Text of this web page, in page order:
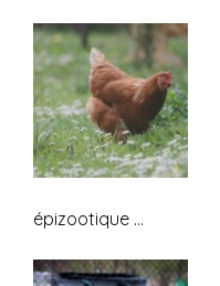
épizootique ...